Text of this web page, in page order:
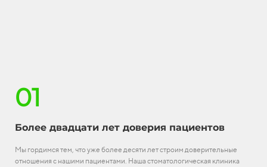
01
Более двадцати лет доверия пациентов
Мы гордимся тем, что уже более десяти лет строим доверительные
отношения с нашими пациентами. Наша стоматологическая клиника